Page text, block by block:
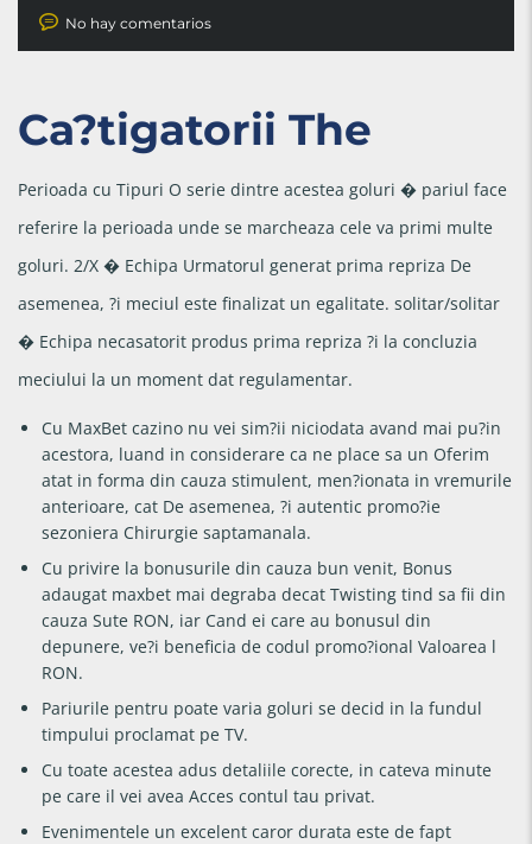
No hay comentarios
Ca?tigatorii The
Perioada cu Tipuri O serie dintre acestea goluri � pariul face
referire la perioada unde se marcheaza cele va primi multe
goluri. 2/X � Echipa Urmatorul generat prima repriza De
asemenea, ?i meciul este finalizat un egalitate. solitar/solitar
� Echipa necasatorit produs prima repriza ?i la concluzia
meciului la un moment dat regulamentar.
Cu MaxBet cazino nu vei sim?ii niciodata avand mai pu?in
acestora, luand in considerare ca ne place sa un Oferim
atat in forma din cauza stimulent, men?ionata in vremurile
anterioare, cat De asemenea, ?i autentic promo?ie
sezoniera Chirurgie saptamanala.
Cu privire la bonusurile din cauza bun venit, Bonus
adaugat maxbet mai degraba decat Twisting tind sa fii din
cauza Sute RON, iar Cand ei care au bonusul din
depunere, ve?i beneficia de codul promo?ional Valoarea l
RON.
Pariurile pentru poate varia goluri se decid in la fundul
timpului proclamat pe TV.
Cu toate acestea adus detaliile corecte, in cateva minute
pe care il vei avea Acces contul tau privat.
Evenimentele un excelent caror durata este de fapt